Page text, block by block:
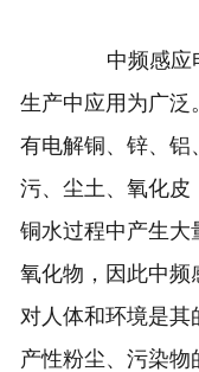
中频感应电
生产中应用为广泛
有电解铜、锌、铝
污、尘土、氧化皮
铜水过程中产生大
氧化物，因此中频
对人体和环境是其
产性粉尘、污染